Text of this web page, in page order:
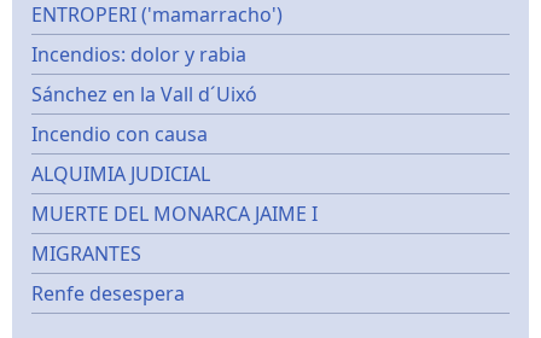
ENTROPERI ('mamarracho')
Incendios: dolor y rabia
Sánchez en la Vall d´Uixó
Incendio con causa
ALQUIMIA JUDICIAL
MUERTE DEL MONARCA JAIME I
MIGRANTES
Renfe desespera